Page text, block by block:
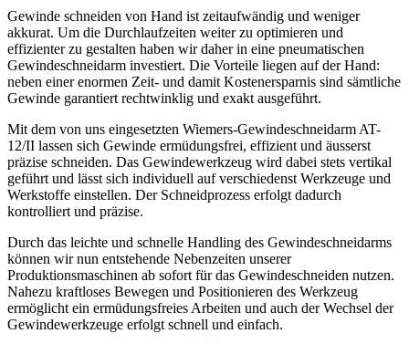
Gewinde schneiden von Hand ist zeitaufwändig und weniger
akkurat. Um die Durchlaufzeiten weiter zu optimieren und
effizienter zu gestalten haben wir daher in eine pneumatischen
Gewindeschneidarm investiert. Die Vorteile liegen auf der Hand:
neben einer enormen Zeit- und damit Kostenersparnis sind sämtliche
Gewinde garantiert rechtwinklig und exakt ausgeführt.
Mit dem von uns eingesetzten Wiemers-Gewindeschneidarm AT-
12/II lassen sich Gewinde ermüdungsfrei, effizient und äusserst
präzise schneiden. Das Gewindewerkzeug wird dabei stets vertikal
geführt und lässt sich individuell auf verschiedenst Werkzeuge und
Werkstoffe einstellen. Der Schneidprozess erfolgt dadurch
kontrolliert und präzise.
Durch das leichte und schnelle Handling des Gewindeschneidarms
können wir nun entstehende Nebenzeiten unserer
Produktionsmaschinen ab sofort für das Gewindeschneiden nutzen.
Nahezu kraftloses Bewegen und Positionieren des Werkzeug
ermöglicht ein ermüdungsfreies Arbeiten und auch der Wechsel der
Gewindewerkzeuge erfolgt schnell und einfach.